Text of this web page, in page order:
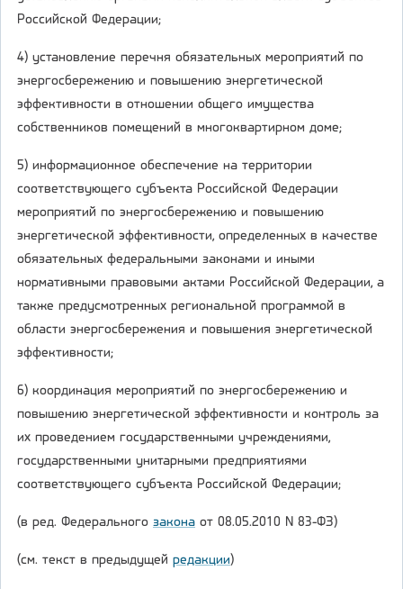
Российской Федерации;
4) установление перечня обязательных мероприятий по
энергосбережению и повышению энергетической
эффективности в отношении общего имущества
собственников помещений в многоквартирном доме;
5) информационное обеспечение на территории
соответствующего субъекта Российской Федерации
мероприятий по энергосбережению и повышению
энергетической эффективности, определенных в качестве
обязательных федеральными законами и иными
нормативными правовыми актами Российской Федерации, а
также предусмотренных региональной программой в
области энергосбережения и повышения энергетической
эффективности;
6) координация мероприятий по энергосбережению и
повышению энергетической эффективности и контроль за
их проведением государственными учреждениями,
государственными унитарными предприятиями
соответствующего субъекта Российской Федерации;
(в ред. Федерального закона от 08.05.2010 N 83-ФЗ)
(см. текст в предыдущей редакции)